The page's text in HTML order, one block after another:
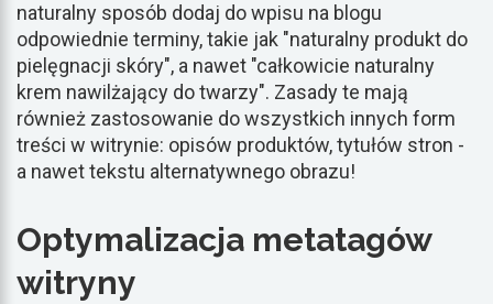
naturalny sposób dodaj do wpisu na blogu
odpowiednie terminy, takie jak "naturalny produkt do
pielęgnacji skóry", a nawet "całkowicie naturalny
krem nawilżający do twarzy". Zasady te mają
również zastosowanie do wszystkich innych form
treści w witrynie: opisów produktów, tytułów stron -
a nawet tekstu alternatywnego obrazu!
Optymalizacja metatagów
witryny